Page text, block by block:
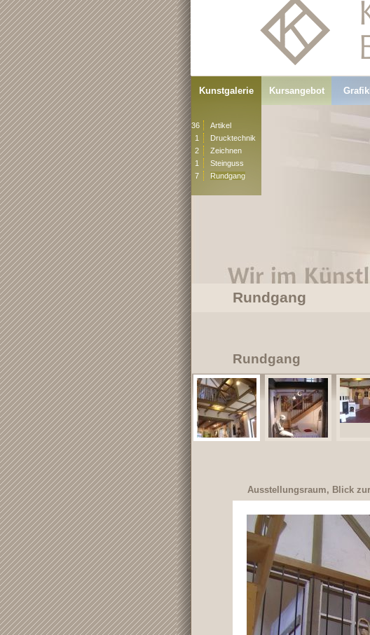
Rundgang
Rundgang
Ausstellungsraum, Blick
Kunstgalerie
36
Artikel
1
Drucktechnik
2
Zeichnen
1
Steinguss
7
Rundgang
Kursangebot